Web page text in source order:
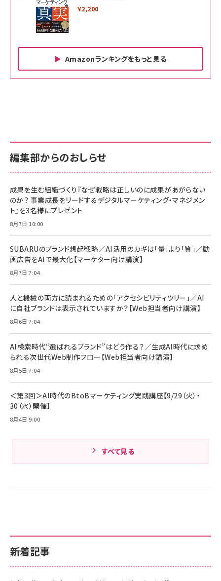
￥2,200
Amazonランキングをもっと見る
￥880
anan(アンアン)2026/06/24号 No.2500増刊
スペシャルエディション[王道エンタメの矜持／
￥1,100
anan(アンアン)2026/07/08号 No.2502[2026
￥880
ママ投資家が育休中に１億貯めた株式投資
組織の成果を最大化する ルールのデザイン
￥1,980
Amazonランキングをもっと見る
サポート正規品 メーカー保証5年 KLMEA128G
NIMASO ガラスフィルム iPhone 17 用 保護フィ
すい ガイド枠付き いPhone17 (6.3インチ) 対応
2枚セット DSP25F1698
￥1,599
￥6,980
全ワイヤレスイヤホン/アクティブノイズキャンセリ
技術基準適合】ブラック
￥5,990
ケーブル Anker絡まないケーブル 240W 結束バン
ド付き USB PD対応 シリコン素材採用 iPhone
17 / 16 / 15 / Galaxy iPad Pro MacBook
Pro/Air 各種対応 (1.8m ミッドナイトブラック)
￥1,890
サポート正規品 メーカー保証5年 KLMEA128G
Amazon eギフトカード - Amazonロゴ - クラ
￥5,000
Anker PowerLine III Flow USB-C & USB-C
Pro/Air 各種対応 (1.8m ミッドナイトブラック)
￥1,890
サッポロ 生ビール 黒ラベル 350ml 缶 24本 ビー
ル ケース買い【6/30応募〆切! 黒ラベルビヤセラー
￥4,857
新着記事
編集部からのおしらせ
成果を生む組織づくり『なぜ戦略は正しいのに成果があがらない
のか？ 事業成長をリードするデジタルマーケティング・マネジメン
ト』を3名様にプレゼント
8月7日 10:00
SUBARUのブランド想起戦略／AI活用のカギは「量」より「質」／動
画広告をAIで最大化【マーケター向け講演】
8月7日 7:04
人と機械の両方に読まれるための「アクセシビリティツリー」／AI
に自社ブランドは表示されていますか？【Web担当者向け講演】
8月6日 7:04
AI検索時代“選ばれるブランド”はどう作る？／生成AI時代に求め
られる次世代Web制作フロー【Web担当者向け講演】
8月5日 7:04
＜第3回＞AI時代のBtoBマーケティング実践講座【9/29（火）・
30（水）開催】
8月4日 9:00
すべて見る